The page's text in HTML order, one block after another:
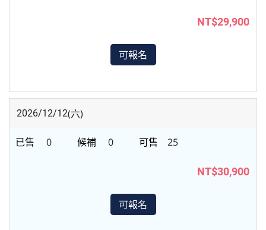
NT$29,900
可報名
2026/12/12(六)
0 0 25
NT$30,900
可報名